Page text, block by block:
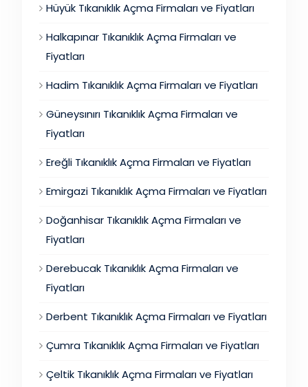
Hüyük Tıkanıklık Açma Firmaları ve Fiyatları
Halkapınar Tıkanıklık Açma Firmaları ve
Fiyatları
Hadim Tıkanıklık Açma Firmaları ve Fiyatları
Güneysınırı Tıkanıklık Açma Firmaları ve
Fiyatları
Ereğli Tıkanıklık Açma Firmaları ve Fiyatları
Emirgazi Tıkanıklık Açma Firmaları ve Fiyatları
Doğanhisar Tıkanıklık Açma Firmaları ve
Fiyatları
Derebucak Tıkanıklık Açma Firmaları ve
Fiyatları
Derbent Tıkanıklık Açma Firmaları ve Fiyatları
Çumra Tıkanıklık Açma Firmaları ve Fiyatları
Çeltik Tıkanıklık Açma Firmaları ve Fiyatları